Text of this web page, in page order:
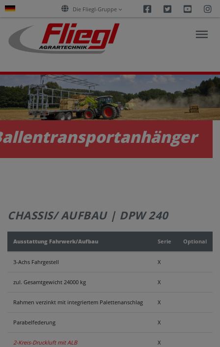
Die Fliegl-Gruppe Facebook
Twitter
AKTUELLES
PRODUKTE
SERVICES
UNTERNEHMEN
KONTAKT
CHASSIS/ AUFBAU | DPW 240
Ausstattung Fahrwerk/Aufbau Serie Optional
3-Achs Fahrgestell X
zul. Gesamtgewicht 24000 kg X
Rahmen verzinkt mit integriertem Palettenanschlag X
Parabelfederung X
2-Kreis-Druckluft mit ALB X